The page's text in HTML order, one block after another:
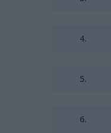
4.
5.
6.